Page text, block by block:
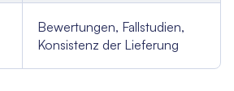
Bewertungen, Fallstudien,
Konsistenz der Lieferung